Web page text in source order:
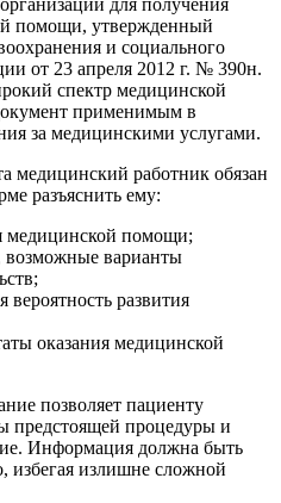
для получения
помощи, утвержденный
и социального
от 23 апреля 2012 г. № 390н.
спектр медицинской
применимым в
за медицинскими услугами.
медицинский работник обязан
разъяснить ему:
медицинской помощи;
возможные варианты
вероятность развития
оказания медицинской
позволяет пациенту
предстоящей процедуры и
Информация должна быть
избегая излишне сложной